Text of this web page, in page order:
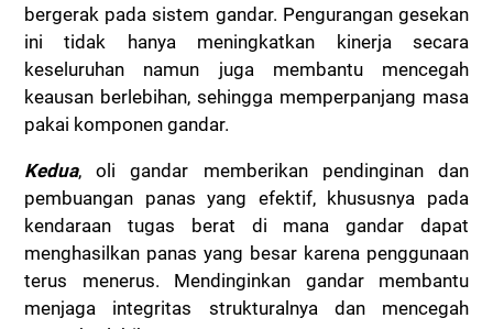
bergerak pada sistem gandar. Pengurangan gesekan
ini tidak hanya meningkatkan kinerja secara
keseluruhan namun juga membantu mencegah
keausan berlebihan, sehingga memperpanjang masa
pakai komponen gandar.
Kedua, oli gandar memberikan pendinginan dan
pembuangan panas yang efektif, khususnya pada
kendaraan tugas berat di mana gandar dapat
menghasilkan panas yang besar karena penggunaan
terus menerus. Mendinginkan gandar membantu
menjaga integritas strukturalnya dan mencegah